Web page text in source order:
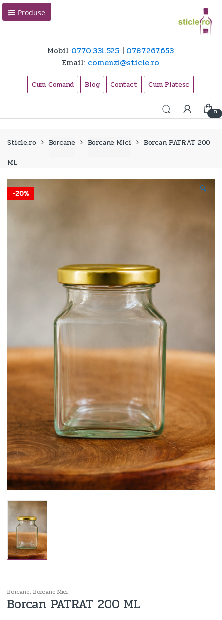
Skip
Skip
Produse
Mobil 0770.331.525| 0787.267.653
Email: comenzi@sticle.ro
Cum Comand Blog Contact Cum Platesc
0
Sticle.ro Borcane Borcane Mici
Borcan PATRAT 200
ML
-20% 🔍
Borcane, Borcane Mici
Borcan PATRAT 200 ML